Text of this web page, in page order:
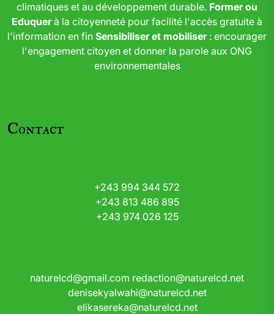
climatiques et au développement durable. Former ou
Eduquerà la citoyenneté pour facilité l'accès gratuite à
l'information en fin Sensibiliser et mobiliser: encourager
l'engagement citoyen et donner la parole aux ONG
environnementales
Contact
+243 994 344 572
+243 813 486 895
+243 974 026 125
naturelcd@gmail.com redaction@naturelcd.net
denisekyalwahi@naturelcd.net
elikasereka@naturelcd.net